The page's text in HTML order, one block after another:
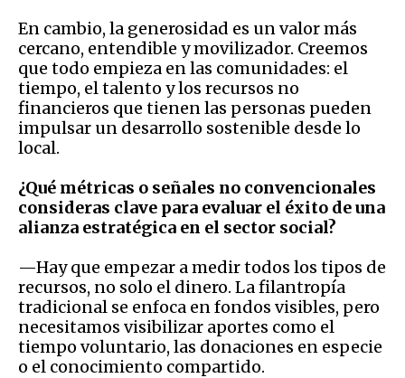
En cambio, la generosidad es un valor más
cercano, entendible y movilizador. Creemos
que todo empieza en las comunidades: el
tiempo, el talento y los recursos no
financieros que tienen las personas pueden
impulsar un desarrollo sostenible desde lo
local.
¿Qué métricas o señales no convencionales
consideras clave para evaluar el éxito de una
alianza estratégica en el sector social?
—Hay que empezar a medir todos los tipos de
recursos, no solo el dinero. La filantropía
tradicional se enfoca en fondos visibles, pero
necesitamos visibilizar aportes como el
tiempo voluntario, las donaciones en especie
o el conocimiento compartido.